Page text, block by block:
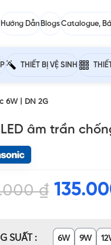
Hướng Dẫn BlogsCatalogue,
THIẾT BỊ VỆ SINH
6W | DN 2G
âm trần
₫
SUẤT 6W 9W